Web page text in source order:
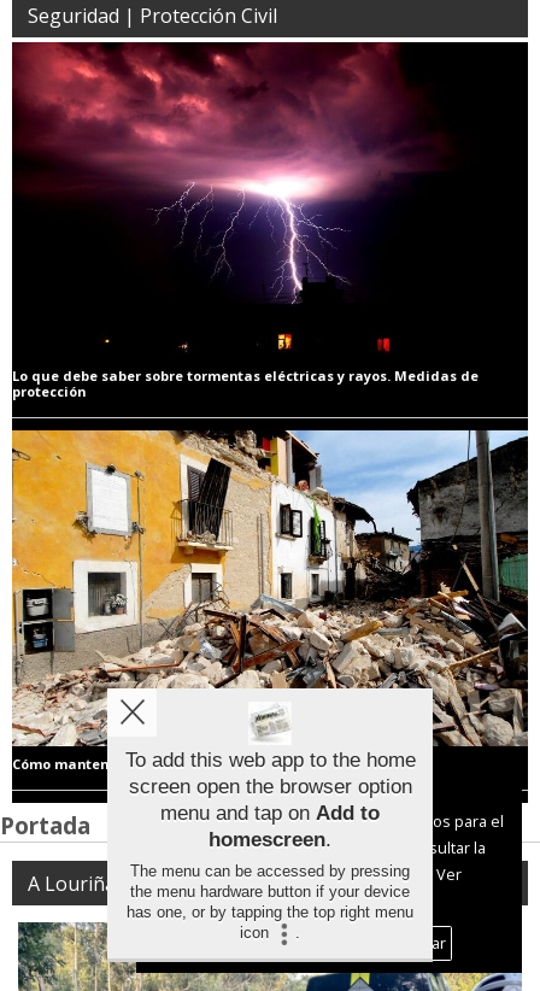
Seguridad | Protección Civil
Lo que debe saber sobre tormentas eléctricas y rayos. Medidas de
protección
Cómo mantenerse a salvo en caso de terremoto
Portada
A Louriña
Aviso sobre el Uso de cookies:
Utilizamos cookies nuestras y de terceros para el
funcionamiento del digital. Puedes consultar la
lista de cookies y como desconectarlas.
Ver
nuestra Política de Privacidad y Cookies
Aceptar Cookies
Personalizar
To add this web app to the home
screen open the browser option
menu and tap on Add to
homescreen.
The menu can be accessed by pressing
the menu hardware button if your device
has one, or by tapping the top right menu
icon
.